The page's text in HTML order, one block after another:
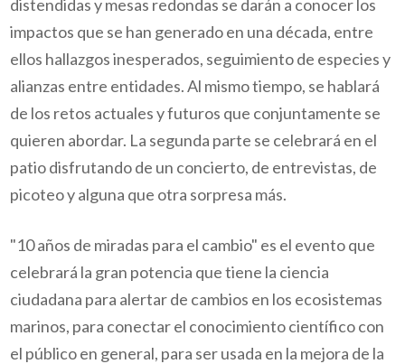
distendidas y mesas redondas se darán a conocer los
impactos que se han generado en una década, entre
ellos hallazgos inesperados, seguimiento de especies y
alianzas entre entidades. Al mismo tiempo, se hablará
de los retos actuales y futuros que conjuntamente se
quieren abordar. La segunda parte se celebrará en el
patio disfrutando de un concierto, de entrevistas, de
picoteo y alguna que otra sorpresa más.
"10 años de miradas para el cambio" es el evento que
celebrará la gran potencia que tiene la ciencia
ciudadana para alertar de cambios en los ecosistemas
marinos, para conectar el conocimiento científico con
el público en general, para ser usada en la mejora de la